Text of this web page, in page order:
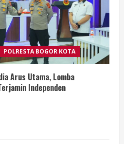
POLRESTA BOGOR KOTA
Arus Utama, Lomba
Independen